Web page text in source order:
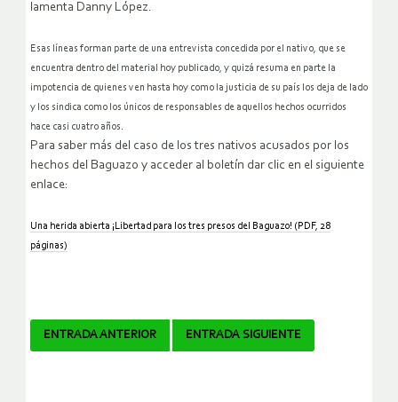
lamenta Danny López.
Esas líneas forman parte de una entrevista concedida por el nativo, que se
encuentra dentro del material hoy publicado, y quizá resuma en parte la
impotencia de quienes ven hasta hoy como la justicia de su país los deja de lado
y los sindica como los únicos de responsables de aquellos hechos ocurridos
hace casi cuatro años.
Para saber más del caso de los tres nativos acusados por los
hechos del Baguazo y acceder al boletín dar clic en el siguiente
enlace:
Una herida abierta ¡Libertad para los tres presos del Baguazo! (PDF, 28
páginas)
Navegador
ENTRADA ANTERIOR ENTRADA SIGUIENTE